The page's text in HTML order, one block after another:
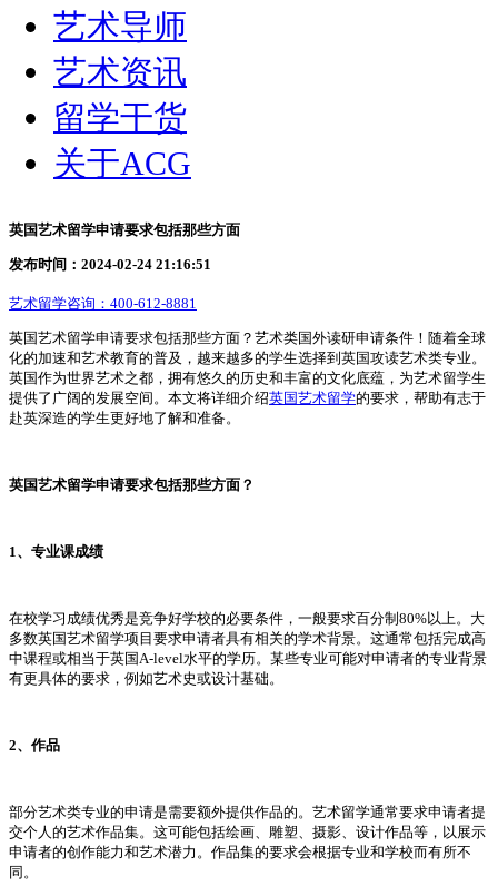
艺术导师
艺术资讯
留学干货
关于ACG
英国艺术留学申请要求包括那些方面
发布时间：2024-02-24 21:16:51
艺术留学咨询： 400-612-8881
英国艺术留学申请要求包括那些方面？艺术类国外读研申请条件！随着全球
化的加速和艺术教育的普及，越来越多的学生选择到英国攻读艺术类专业。
英国作为世界艺术之都，拥有悠久的历史和丰富的文化底蕴，为艺术留学生
提供了广阔的发展空间。本文将详细介绍英国艺术留学的要求，帮助有志于
赴英深造的学生更好地了解和准备。
英国艺术留学申请要求包括那些方面？
1、专业课成绩
在校学习成绩优秀是竞争好学校的必要条件，一般要求百分制80%以上。大
多数英国艺术留学项目要求申请者具有相关的学术背景。这通常包括完成高
中课程或相当于英国A-level水平的学历。某些专业可能对申请者的专业背景
有更具体的要求，例如艺术史或设计基础。
2、作品
部分艺术类专业的申请是需要额外提供作品的。艺术留学通常要求申请者提
交个人的艺术作品集。这可能包括绘画、雕塑、摄影、设计作品等，以展示
申请者的创作能力和艺术潜力。作品集的要求会根据专业和学校而有所不
同。